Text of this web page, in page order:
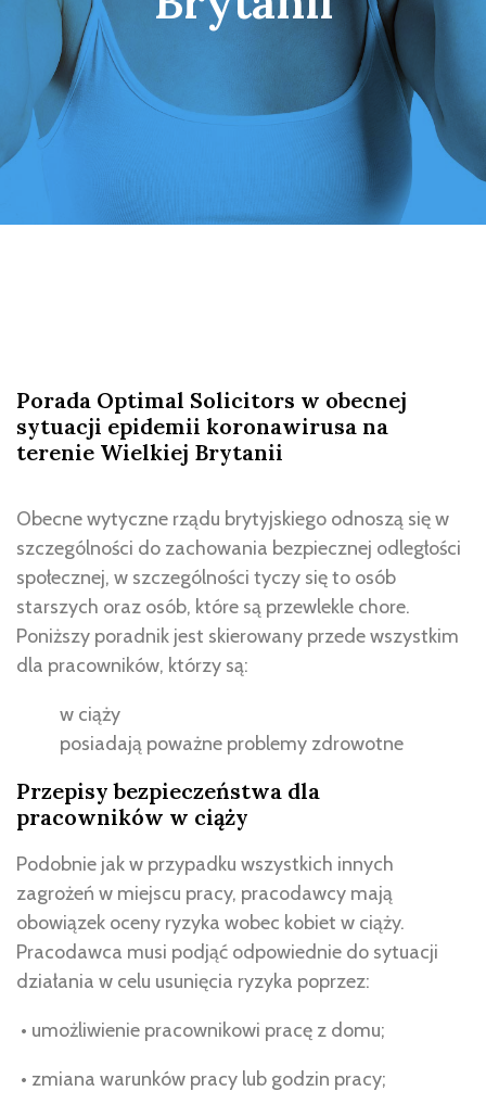
Porada Optimal Solicitors w obecnej
sytuacji epidemii koronawirusa na
terenie Wielkiej Brytanii
Obecne wytyczne rządu brytyjskiego odnoszą się w
szczególności do zachowania bezpiecznej odległości
społecznej, w szczególności tyczy się to osób
starszych oraz osób, które są przewlekle chore.
Poniższy poradnik jest skierowany przede wszystkim
dla pracowników, którzy są:
w ciąży
posiadają poważne problemy zdrowotne
Przepisy bezpieczeństwa dla
pracowników w ciąży
Podobnie jak w przypadku wszystkich innych
zagrożeń w miejscu pracy, pracodawcy mają
obowiązek oceny ryzyka wobec kobiet w ciąży.
Pracodawca musi podjąć odpowiednie do sytuacji
działania w celu usunięcia ryzyka poprzez:
• umożliwienie pracownikowi pracę z domu;
• zmiana warunków pracy lub godzin pracy;